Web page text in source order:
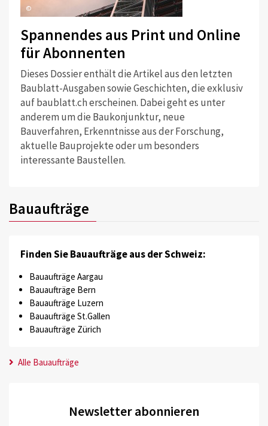
©
Spannendes aus Print und Online
für Abonnenten
Dieses Dossier enthält die Artikel aus den letzten
Baublatt-Ausgaben sowie Geschichten, die exklusiv
auf baublatt.ch erscheinen. Dabei geht es unter
anderem um die Baukonjunktur, neue
Bauverfahren, Erkenntnisse aus der Forschung,
aktuelle Bauprojekte oder um besonders
interessante Baustellen.
Bauaufträge
Finden Sie Bauaufträge aus der Schweiz:
Bauaufträge Aargau
Bauaufträge Bern
Bauaufträge Luzern
Bauaufträge St.Gallen
Bauaufträge Zürich
Alle Bauaufträge
Newsletter abonnieren